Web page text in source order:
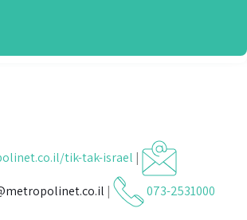
tik-tak-israel |
| 073-2531000